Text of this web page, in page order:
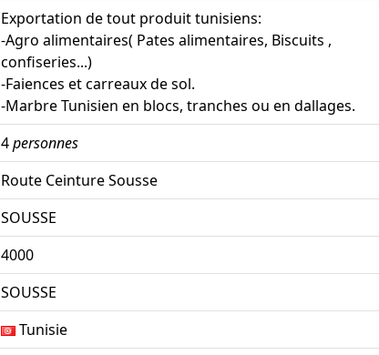
Exportation de tout produit tunisiens:
-Agro alimentaires( Pates alimentaires, Biscuits ,
confiseries...)
-Faiences et carreaux de sol.
-Marbre Tunisien en blocs, tranches ou en dallages.
4personnes
Route Ceinture Sousse
SOUSSE
4000
SOUSSE
Tunisie